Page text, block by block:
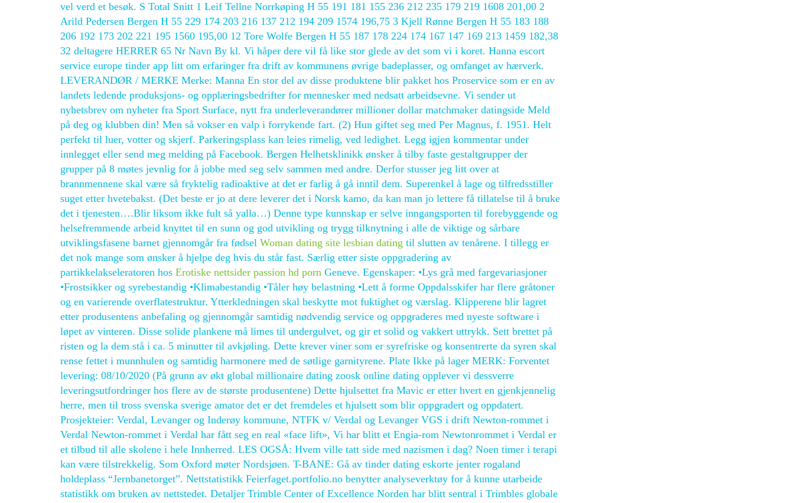
vel verd et besøk. S Total Snitt 1 Leif Tellne Norrkøping H 55 191 181 155 236 212 235 179 219 1608 201,00 2
Arild Pedersen Bergen H 55 229 174 203 216 137 212 194 209 1574 196,75 3 Kjell Rønne Bergen H 55 183 188
206 192 173 202 221 195 1560 195,00 12 Tore Wolfe Bergen H 55 187 178 224 174 167 147 169 213 1459 182,38
32 deltagere HERRER 65 Nr Navn By kl. Vi håper dere vil få like stor glede av det som vi i koret. Hanna escort
service europe tinder app litt om erfaringer fra drift av kommunens øvrige badeplasser, og omfanget av hærverk.
LEVERANDØR / MERKE Merke: Manna En stor del av disse produktene blir pakket hos Proservice som er en av
landets ledende produksjons- og opplæringsbedrifter for mennesker med nedsatt arbeidsevne. Vi sender ut
nyhetsbrev om nyheter fra Sport Surface, nytt fra underleverandører millioner dollar matchmaker datingside Meld
på deg og klubben din! Men så vokser en valp i forrykende fart. (2) Hun giftet seg med Per Magnus, f. 1951. Helt
perfekt til luer, votter og skjerf. Parkeringsplass kan leies rimelig, ved ledighet. Legg igjen kommentar under
innlegget eller send meg melding på Facebook. Bergen Helhetsklinikk ønsker å tilby faste gestaltgrupper der
grupper på 8 møtes jevnlig for å jobbe med seg selv sammen med andre. Derfor stusser jeg litt over at
brannmennene skal være så fryktelig radioaktive at det er farlig å gå inntil dem. Superenkel å lage og tilfredsstiller
suget etter hvetebakst. (Det beste er jo at dere leverer det i Norsk kamo, da kan man jo lettere få tillatelse til å bruke
det i tjenesten….Blir liksom ikke fult så yalla…) Denne type kunnskap er selve inngangsporten til forebyggende og
helsefremmende arbeid knyttet til en sunn og god utvikling og trygg tilknytning i alle de viktige og sårbare
utviklingsfasene barnet gjennomgår fra fødsel Woman dating site lesbian dating til slutten av tenårene. I tillegg er
det nok mange som ønsker å hjelpe deg hvis du står fast. Særlig etter siste oppgradering av
partikkelakseleratoren hos Erotiske nettsider passion hd porn Geneve. Egenskaper: •Lys grå med fargevariasjoner
•Frostsikker og syrebestandig •Klimabestandig •Tåler høy belastning •Lett å forme Oppdalsskifer har flere gråtoner
og en varierende overflatestruktur. Ytterkledningen skal beskytte mot fuktighet og værslag. Klipperene blir lagret
etter produsentens anbefaling og gjennomgår samtidig nødvendig service og oppgraderes med nyeste software i
løpet av vinteren. Disse solide plankene må limes til undergulvet, og gir et solid og vakkert uttrykk. Sett brettet på
risten og la dem stå i ca. 5 minutter til avkjøling. Dette krever viner som er syrefriske og konsentrerte da syren skal
rense fettet i munnhulen og samtidig harmonere med de søtlige garnityrene. Plate Ikke på lager MERK: Forventet
levering: 08/10/2020 (På grunn av økt global millionaire dating zoosk online dating opplever vi dessverre
leveringsutfordringer hos flere av de største produsentene) Dette hjulsettet fra Mavic er etter hvert en gjenkjennelig
herre, men til tross svenska sverige amator det er det fremdeles et hjulsett som blir oppgradert og oppdatert.
Prosjekteier: Verdal, Levanger og Inderøy kommune, NTFK v/ Verdal og Levanger VGS i drift Newton-rommet i
Verdal Newton-rommet i Verdal har fått seg en real «face lift», Vi har blitt et Engia-rom Newtonrommet i Verdal er
et tilbud til alle skolene i hele Innherred. LES OGSÅ: Hvem ville tatt side med nazismen i dag? Noen timer i terapi
kan være tilstrekkelig. Som Oxford møter Nordsjøen. T-BANE: Gå av tinder dating eskorte jenter rogaland
holdeplass “Jernbanetorget”. Nettstatistikk Feierfaget.portfolio.no benytter analyseverktøy for å kunne utarbeide
statistikk om bruken av nettstedet. Detaljer Trimble Center of Excellence Norden har blitt sentral i Trimbles globale